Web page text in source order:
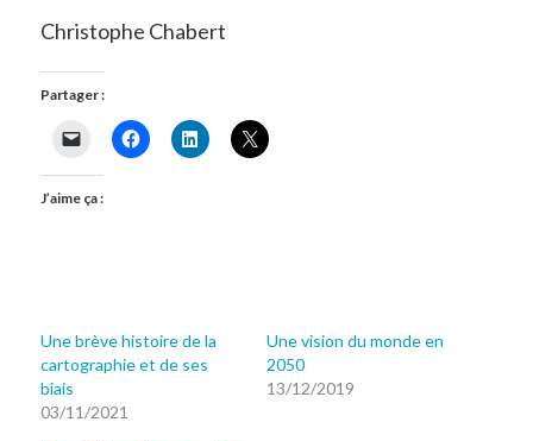
Christophe Chabert
Partager :
J’aime ça :
Une brève histoire de la
cartographie et de ses
biais
03/11/2021
Une vision du monde en
2050
13/12/2019